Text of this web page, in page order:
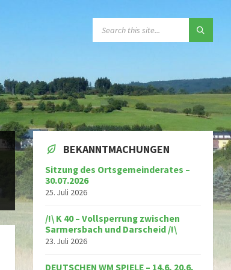
BEKANNTMACHUNGEN
Sitzung des Ortsgemeinderates –
30.07.2026
25. Juli 2026
/!\ K 40 – Vollsperrung zwischen
Sarmersbach und Darscheid /!\
23. Juli 2026
DEUTSCHEN WM SPIELE – 14.6, 20.6,